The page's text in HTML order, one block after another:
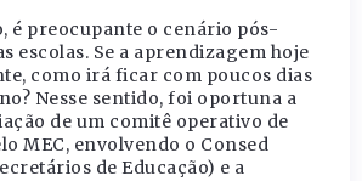
é preocupante o cenário pós-
escolas. Se a aprendizagem hoje
como irá ficar com poucos dias
Nesse sentido, foi oportuna a
de um comitê operativo de
MEC, envolvendo o Consed
de Educação) e a